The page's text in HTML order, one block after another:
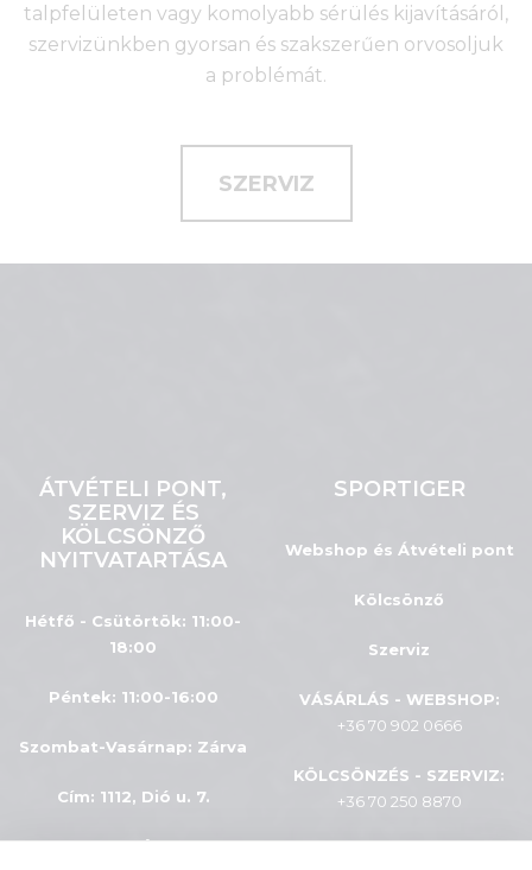
talpfelületen vagy komolyabb sérülés kijavításáról,
szervizünkben gyorsan és szakszerűen orvosoljuk
a problémát.
SZERVIZ
ÁTVÉTELI PONT,
SZERVIZ ÉS
KÖLCSÖNZŐ
NYITVATARTÁSA
Hétfő - Csütörtök: 11:00-
18:00
Péntek: 11:00-16:00
Szombat-Vasárnap: Zárva
Cím: 1112, Dió u. 7.
SPORTIGER
Webshop és Átvételi pont
Kölcsönző
Szerviz
VÁSÁRLÁS - WEBSHOP:
+36 70 902 0666
KÖLCSÖNZÉS - SZERVIZ:
+36 70 250 8870